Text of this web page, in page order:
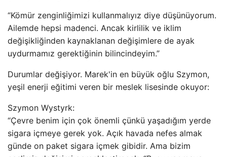
“Kömür zenginliğimizi kullanmalıyız diye düşünüyorum.
Ailemde hepsi madenci. Ancak kirlilik ve iklim
değişikliğinden kaynaklanan değişimlere de ayak
uydurmamız gerektiğinin bilincindeyim.”
Durumlar değişiyor. Marek'in en büyük oğlu Szymon,
yeşil enerji eğitimi veren bir meslek lisesinde okuyor:
Szymon Wystyrk:
“Çevre benim için çok önemli çünkü yaşadığım yerde
sigara içmeye gerek yok. Açık havada nefes almak
günde on paket sigara içmek gibidir. Ama bizim